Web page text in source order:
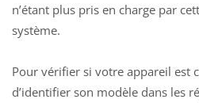
n’étant plus pris en charge par
système.
Pour vérifier si votre appareil est
d’identifier son modèle dans les